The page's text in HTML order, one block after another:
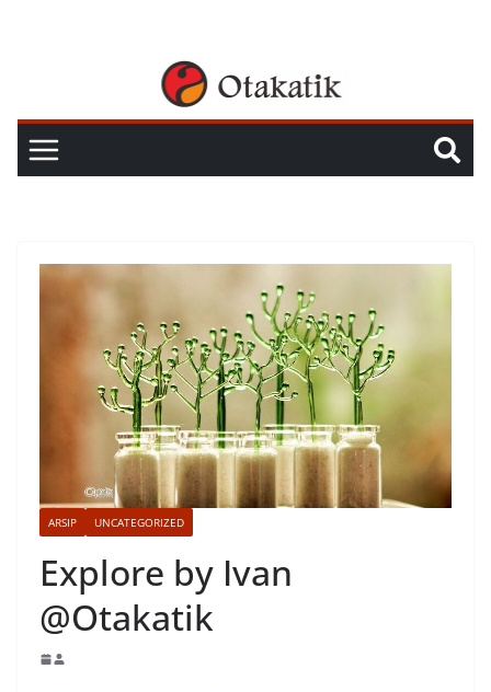
ARSIP UNCATEGORIZED
Explore by Ivan
@Otakatik